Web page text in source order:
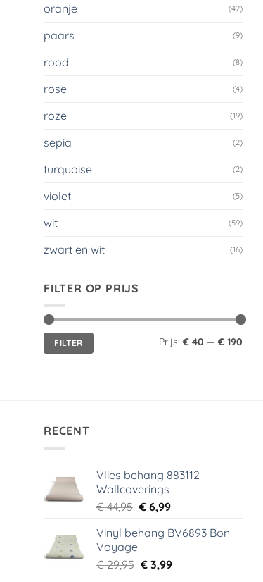
oranje (42)
paars (9)
rood (8)
rose (4)
roze (19)
sepia (2)
turquoise (2)
violet (5)
wit (59)
zwart en wit (16)
FILTER OP PRIJS
Min.
prijs
Max.
prijsFILTER Prijs: € 40 — € 190
RECENT
Vlies behang 883112
Wallcoverings
€44,95 Oorspronkelijke
was:
€6,99Huidige
is:
Vinyl behang BV6893 Bon
Voyage
€29,95 Oorspronkelijke
€3,99Huidige